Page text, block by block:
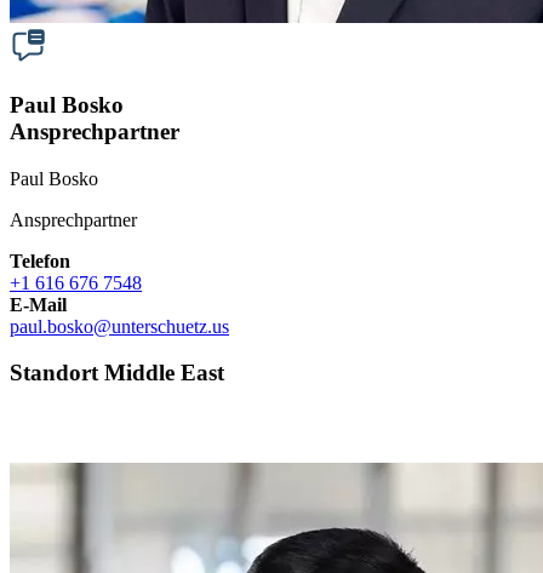
Paul Bosko
Ansprechpartner
Paul Bosko
Ansprechpartner
Telefon
+1 616 676 7548
E-Mail
paul.bosko@unterschuetz.us
Standort Middle East